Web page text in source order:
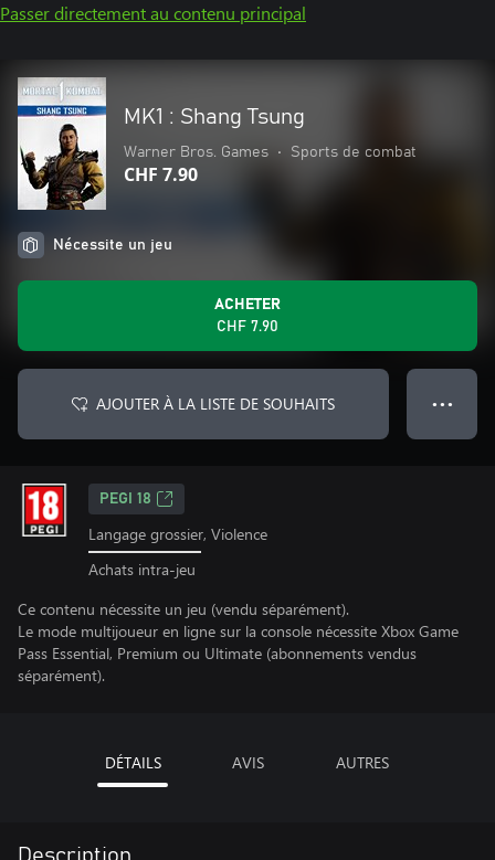
Passer directement au contenu principal
MK1 : Shang Tsung
Warner Bros. Games • Sports de combat
CHF 7.90
Nécessite un jeu
ACHETER
CHF 7.90
AJOUTER À LA LISTE DE SOUHAITS ● ● ●
PEGI 18
Langage grossier, Violence
Achats intra-jeu
Ce contenu nécessite un jeu (vendu séparément).
Le mode multijoueur en ligne sur la console nécessite Xbox Game
Pass Essential, Premium ou Ultimate (abonnements vendus
séparément).
DÉTAILS AVIS AUTRES
Description